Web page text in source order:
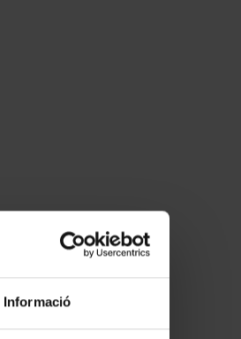
Informació